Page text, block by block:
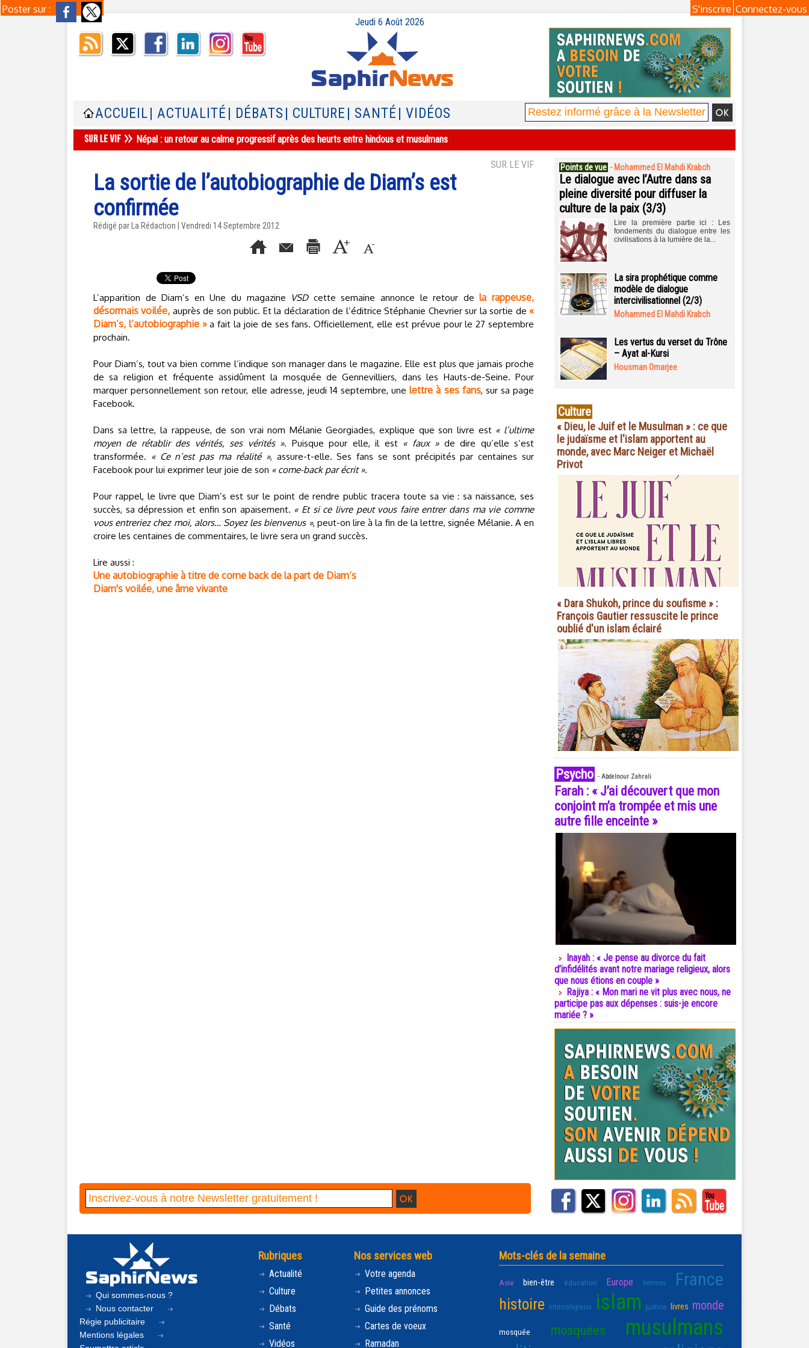
Poster sur : Connectez-vous
S'inscrire
Jeudi 6 Août 2026
ACCUEIL | ACTUALITÉ | DÉBATS | CULTURE | SANTÉ | VIDÉOS
Népal : un retour au calme progressif après des heurts entre hindous et musulmans
SUR LE VIF
La sortie de l’autobiographie de Diam’s est
confirmée
Rédigé par La Rédaction | Vendredi 14 Septembre 2012
L’apparition de Diam’s en Une du magazine VSDcette semaine annonce le retour dela rappeuse,
désormais voilée, auprès de son public. Et la déclaration de l’éditrice Stéphanie Chevrier sur la sortie de«
Diam’s, l’autobiographie »a fait la joie de ses fans. Officiellement, elle est prévue pour le 27 septembre
prochain.
Pour Diam’s, tout va bien comme l’indique son manager dans le magazine. Elle est plus que jamais proche
de sa religion et fréquente assidûment la mosquée de Gennevilliers, dans les Hauts-de-Seine. Pour
marquer personnellement son retour, elle adresse, jeudi 14 septembre, unelettre à ses fans, sur sa page
Facebook.
Dans sa lettre, la rappeuse, de son vrai nom Mélanie Georgiades, explique que son livre est « l’ultime
moyen de rétablir des vérités, ses vérités ». Puisque pour elle, il est « faux »de dire qu’elle s’est
transformée. « Ce n’est pas ma réalité », assure-t-elle. Ses fans se sont précipités par centaines sur
Facebook pour lui exprimer leur joie de son « come-back par écrit ».
Pour rappel, le livre que Diam’s est sur le point de rendre public tracera toute sa vie : sa naissance, ses
succès, sa dépression et enfin son apaisement. « Et si ce livre peut vous faire entrer dans ma vie comme
vous entreriez chez moi, alors… Soyez les bienvenus », peut-on lire à la fin de la lettre, signée Mélanie. A en
croire les centaines de commentaires, le livre sera un grand succès.
Lire aussi :
Une autobiographie à titre de come back de la part de Diam’s
Diam's voilée, une âme vivante
Points de vue - Mohammed El Mahdi Krabch
Le dialogue avec l’Autre dans sa
pleine diversité pour diffuser la
culture de la paix (3/3)
Lire la première partie ici : Les
fondements du dialogue entre les
civilisations à la lumière de la...
La sira prophétique comme
modèle de dialogue
intercivilisationnel (2/3)
Mohammed El Mahdi Krabch
Les vertus du verset du Trône
– Ayat al-Kursi
Housman Omarjee
Culture
« Dieu, le Juif et le Musulman » : ce que
le judaïsme et l'islam apportent au
monde, avec Marc Neiger et Michaël
Privot
« Dara Shukoh, prince du soufisme » :
François Gautier ressuscite le prince
oublié d'un islam éclairé
Psycho - Abdelnour Zahrali
Farah : « J’ai découvert que mon
conjoint m’a trompée et mis une
autre fille enceinte »
Inayah : « Je pense au divorce du fait
d’infidélités avant notre mariage religieux, alors
que nous étions en couple »
Rajiya : « Mon mari ne vit plus avec nous, ne
participe pas aux dépenses : suis-je encore
mariée ? »
Qui sommes-nous ?
Nous contacter
Régie publicitaire
Mentions légales
Rubriques
Actualité
Culture
Débats
Santé
Vidéos
Nos services web
Votre agenda
Petites annonces
Guide des prénoms
Cartes de voeux
Ramadan
Mots-clés de la semaine
Asie bien-être éducation Europe femmes France
histoire interreligieux islam justice livres monde
mosquée mosquées musulmans